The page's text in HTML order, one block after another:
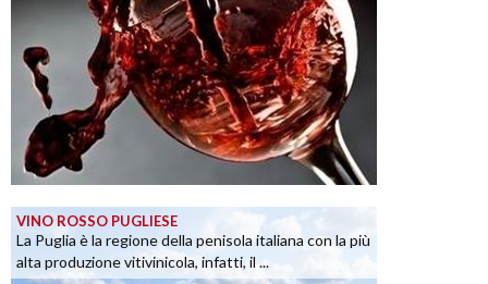
VINO ROSSO PUGLIESE
La Puglia è la regione della penisola italiana con la più
alta produzione vitivinicola, infatti, il ...